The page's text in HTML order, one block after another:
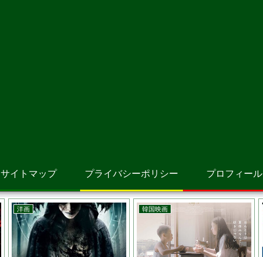
サイトマップ プライバシーポリシー プロフィール
アニメ映画 邦画